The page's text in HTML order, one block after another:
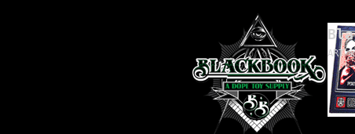
ART